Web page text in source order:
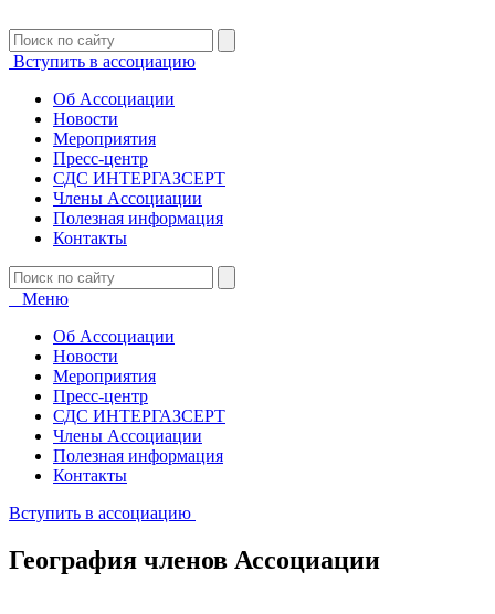
Вступить в ассоциацию
Об Ассоциации
Новости
Мероприятия
Пресс-центр
СДС ИНТЕРГАЗСЕРТ
Члены Ассоциации
Полезная информация
Контакты
Меню
Об Ассоциации
Новости
Мероприятия
Пресс-центр
СДС ИНТЕРГАЗСЕРТ
Члены Ассоциации
Полезная информация
Контакты
Вступить в ассоциацию
География членов Ассоциации